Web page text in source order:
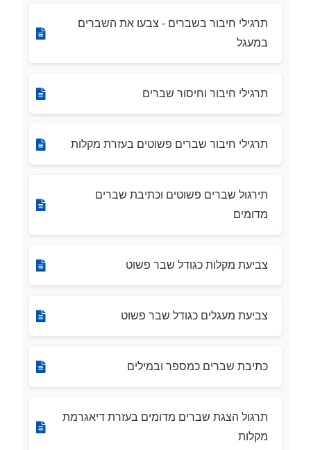
תרגילי חיבור בשברים - צבעו את השברים
במעגל
תרגילי חיבור וחיסור שברים
תרגילי חיבור שברים פשוטים בעזרת מקלות
תירגול שברים פשוטים וכתיבת שברים
מדומים
צביעת מקלות כגודל שבר פשוט
צביעת מעגלים כגודל שבר פשוט
כתיבת שברים כמספר ובמילים
תרגול הצגת שברים מדומים בעזרת דיאגרמת
מקלות